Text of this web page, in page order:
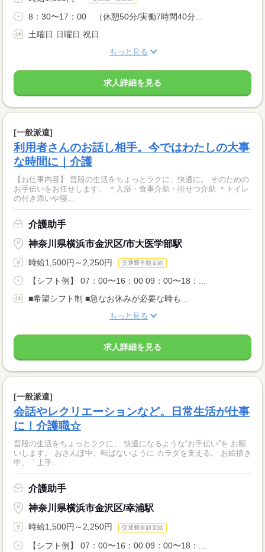
8：30〜17：00 （休憩50分/実働7時間40分...
土曜日 日曜日 祝日
もっと見る
求人詳細を見る
[一般派遣]
利用者さんのお話し相手。今ではわたしの大事
な時間に｜介護
【お仕事内容】 普段の生活をちょっとラクに、快適に。 そのための
お手伝いをお任せします。 ＊入浴・食事介助・排せつ介助 ＊トイレ
の付き添いや寝...
介護助手
神奈川県横浜市金沢区/市大医学部駅
時給1,500円～2,250円 交通費全額支給
【シフト例】 07：00〜16：00 09：00〜18：...
■希望シフト制 ■急なお休みが必要な時も...
もっと見る
求人詳細を見る
[一般派遣]
会話やレクリエーションなど。日常生活が仕事
に！介護職☆
普段の生活をちょっとラクに、 快適になるような“お手伝い”を お願
いします。 おさんぽ中、転ばないように カラダを支える。 お絵描き
中、「上手...
介護助手
神奈川県横浜市金沢区/幸浦駅
時給1,500円～2,250円 交通費全額支給
【シフト例】 07：00〜16：00 09：00〜18：...